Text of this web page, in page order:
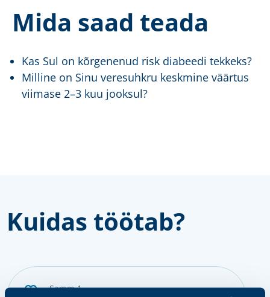
Mida saad teada
Kas Sul on kõrgenenud risk diabeedi tekkeks?
Milline on Sinu veresuhkru keskmine väärtus
viimase 2–3 kuu jooksul?
Kuidas töötab?
samm 1